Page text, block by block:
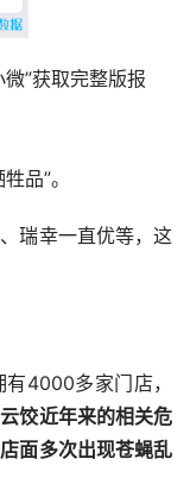
微”获取完整版报
品”。
瑞幸一直优等，这
4000多家门店，
饺近年来的相关危
面多次出现苍蝇乱